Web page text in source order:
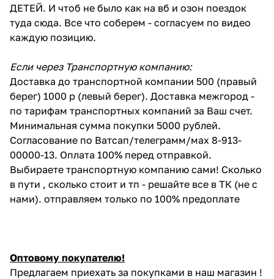
ДЕТЕЙ. И чтоб не было как на вб и озон поездок
туда сюда. Все что соберем - согласуем по видео
каждую позицию.
Если через Транспортную компанию:
Доставка до транспортной компании 500 (правый
берег) 1000 р (левый берег). Доставка межгород -
по тарифам транспортных компаний за Ваш счет.
Минимальная сумма покупки 5000 рублей.
Согласование по Ватсап/телеграмм/мах 8-913-
00000-13. Оплата 100% перед отправкой.
Выбираете транспортную компанию сами! Сколько
в пути , сколько стоит и тп - решайте все в ТК (не с
нами). отправляем только по 100% предоплате
Оптовому покупателю!
Предлагаем приехать за покупками в наш магазин !